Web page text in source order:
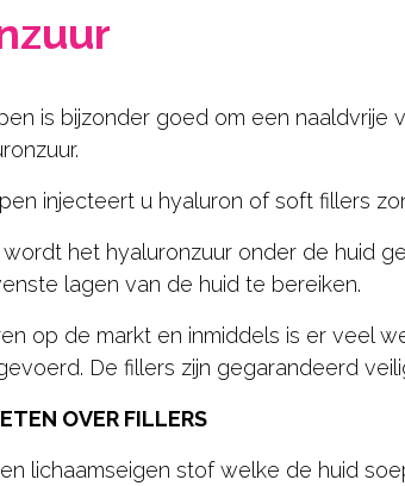
is bijzonder goed om een
injecteert u hyaluron of soft fillers
het hyaluronzuur onder de huid
lagen van de huid te bereiken.
op de markt en inmiddels is er veel
De fillers zijn gegarandeerd
OVER FILLERS
lichaamseigen stof welke de huid